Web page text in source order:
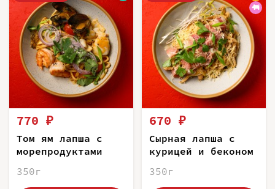
770 ₽
Том ям лапша с
морепродуктами
350г
670 ₽
Сырная лапша с
курицей и беконом
350г